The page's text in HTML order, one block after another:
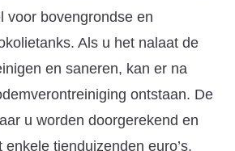
voor bovengrondse en
Als u het nalaat de
en saneren, kan er na
ontstaan. De
u worden doorgerekend en
tienduizenden euro’s.